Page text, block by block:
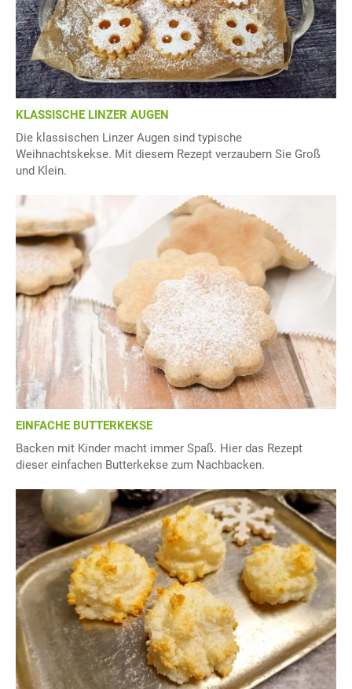
KLASSISCHE LINZER AUGEN
Die klassischen Linzer Augen sind typische
Weihnachtskekse. Mit diesem Rezept verzaubern Sie Groß
und Klein.
EINFACHE BUTTERKEKSE
Backen mit Kinder macht immer Spaß. Hier das Rezept
dieser einfachen Butterkekse zum Nachbacken.